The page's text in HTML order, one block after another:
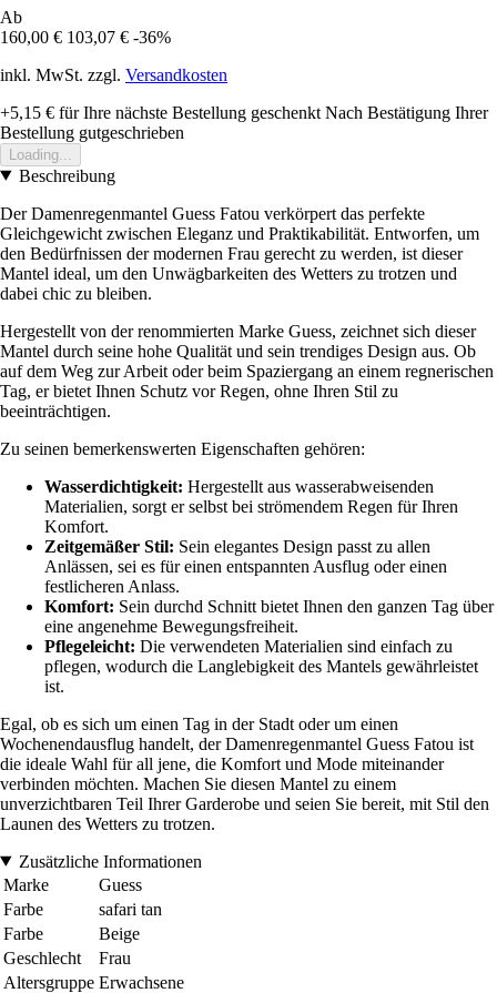
Ab
160,00 € 103,07 € -36%
inkl. MwSt. zzgl. Versandkosten
+5,15 € für Ihre nächste Bestellung geschenkt Nach Bestätigung Ihrer
Bestellung gutgeschrieben
Loading...
Beschreibung
Der Damenregenmantel Guess Fatou verkörpert das perfekte
Gleichgewicht zwischen Eleganz und Praktikabilität. Entworfen, um
den Bedürfnissen der modernen Frau gerecht zu werden, ist dieser
Mantel ideal, um den Unwägbarkeiten des Wetters zu trotzen und
dabei chic zu bleiben.
Hergestellt von der renommierten Marke Guess, zeichnet sich dieser
Mantel durch seine hohe Qualität und sein trendiges Design aus. Ob
auf dem Weg zur Arbeit oder beim Spaziergang an einem regnerischen
Tag, er bietet Ihnen Schutz vor Regen, ohne Ihren Stil zu
beeinträchtigen.
Zu seinen bemerkenswerten Eigenschaften gehören:
Wasserdichtigkeit: Hergestellt aus wasserabweisenden
Materialien, sorgt er selbst bei strömendem Regen für Ihren
Komfort.
Zeitgemäßer Stil: Sein elegantes Design passt zu allen
Anlässen, sei es für einen entspannten Ausflug oder einen
festlicheren Anlass.
Komfort: Sein durchd Schnitt bietet Ihnen den ganzen Tag über
eine angenehme Bewegungsfreiheit.
Pflegeleicht: Die verwendeten Materialien sind einfach zu
pflegen, wodurch die Langlebigkeit des Mantels gewährleistet
ist.
Egal, ob es sich um einen Tag in der Stadt oder um einen
Wochenendausflug handelt, der Damenregenmantel Guess Fatou ist
die ideale Wahl für all jene, die Komfort und Mode miteinander
verbinden möchten. Machen Sie diesen Mantel zu einem
unverzichtbaren Teil Ihrer Garderobe und seien Sie bereit, mit Stil den
Launen des Wetters zu trotzen.
Zusätzliche Informationen
Marke
Guess
Farbe
safari tan
Farbe
Beige
Geschlecht
Frau
Altersgruppe Erwachsene